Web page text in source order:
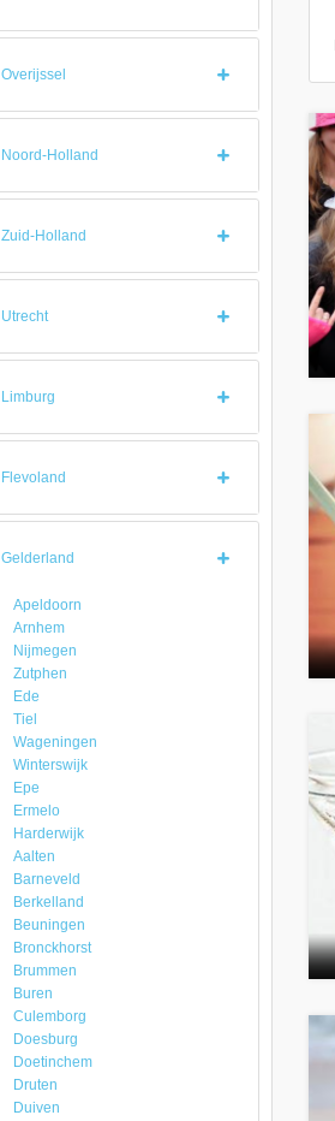
Overijssel
Noord-Holland
Zuid-Holland
Utrecht
Limburg
Flevoland
Gelderland
Apeldoorn
Arnhem
Nijmegen
Zutphen
Ede
Tiel
Wageningen
Winterswijk
Epe
Ermelo
Harderwijk
Aalten
Barneveld
Berkelland
Beuningen
Bronckhorst
Brummen
Buren
Culemborg
Doesburg
Doetinchem
Druten
Duiven